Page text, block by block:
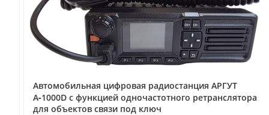
Автомобильная цифровая радиостанция АРГУТ
А‑1000D с функцией одночастотного ретранслятора
для объектов связи под ключ